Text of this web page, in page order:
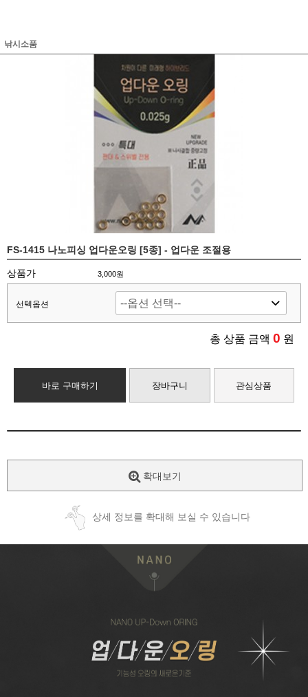
낚시소품
FS-1415 나노피싱 업다운오링 [5종] - 업다운 조절용
상품가 3,000원
선텍옵션
총 상품 금액 0 원
바로 구매하기 장바구니 관심상품
확대보기
상세 정보를 확대해 보실 수 있습니다